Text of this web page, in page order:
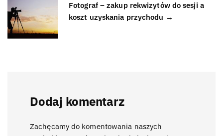
Fotograf – zakup rekwizytów do sesji a
koszt uzyskania przychodu →
Dodaj komentarz
Zachęcamy do komentowania naszych